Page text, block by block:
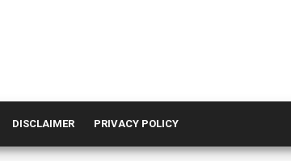
DISCLAIMER PRIVACY POLICY